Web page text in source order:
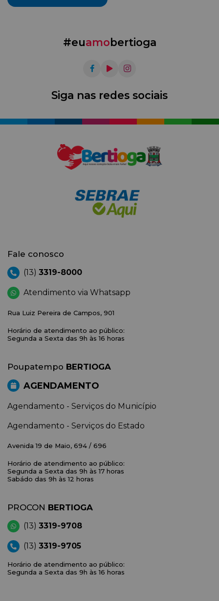
#euamobertioga
Siga nas redes sociais
Fale conosco
(13) 3319-8000
Atendimento via Whatsapp
Rua Luiz Pereira de Campos, 901
Horário de atendimento ao público:
Segunda a Sexta das 9h às 16 horas
Poupatempo BERTIOGA
AGENDAMENTO
Agendamento - Serviços do Município
Agendamento - Serviços do Estado
Avenida 19 de Maio, 694 / 696
Horário de atendimento ao público:
Segunda a Sexta das 9h às 17 horas
Sabádo das 9h às 12 horas
PROCON BERTIOGA
(13) 3319-9708
(13) 3319-9705
Horário de atendimento ao público:
Segunda a Sexta das 9h às 16 horas